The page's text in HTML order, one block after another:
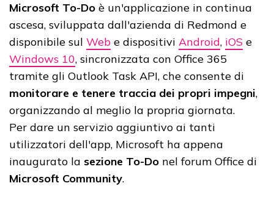
Microsoft To-Do è un'applicazione in continua
ascesa, sviluppata dall'azienda di Redmond e
disponibile sul Web e dispositivi Android, iOS e
Windows 10, sincronizzata con Office 365
tramite gli Outlook Task API, che consente di
monitorare e tenere traccia dei propri impegni,
organizzando al meglio la propria giornata.
Per dare un servizio aggiuntivo ai tanti
utilizzatori dell'app, Microsoft ha appena
inaugurato la sezione To-Do nel forum Office di
Microsoft Community.